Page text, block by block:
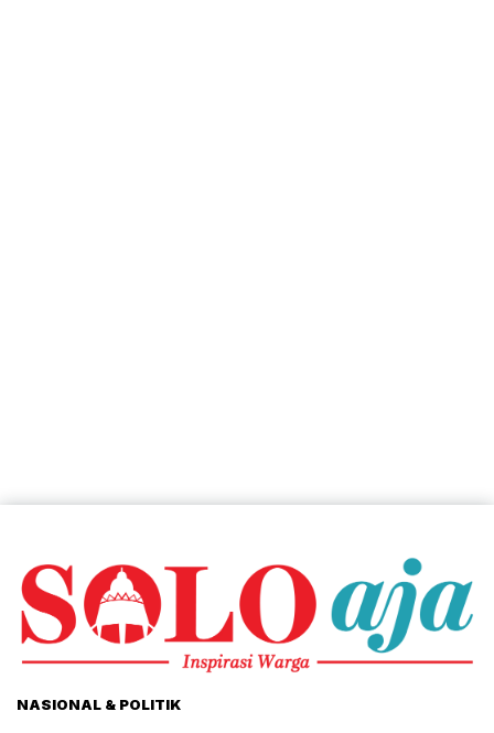
NASIONAL & POLITIK